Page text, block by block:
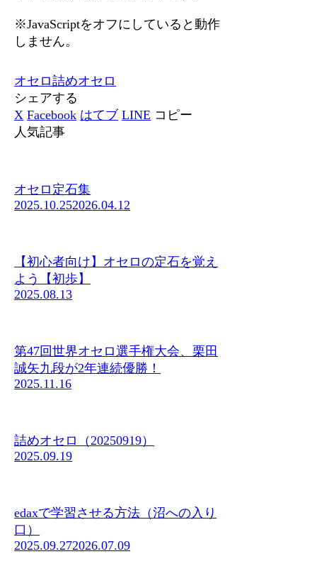
※JavaScriptをオフにしていると動作
しません。
オセロ詰めオセロ
シェアする
X Facebook はてブ LINE コピー
人気記事
オセロ定石集
2025.10.252026.04.12
【初心者向け】オセロの定石を覚え
よう【初歩】
2025.08.13
第47回世界オセロ選手権大会、栗田
誠矢九段が2年連続優勝！
2025.11.16
詰めオセロ（20250919）
2025.09.19
edaxで学習させる方法（沼への入り
口）
2025.09.272026.07.09